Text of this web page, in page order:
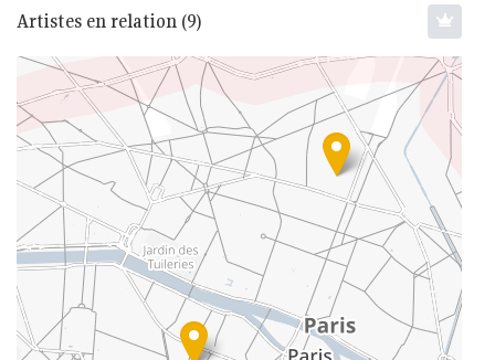
Artistes en relation (9)